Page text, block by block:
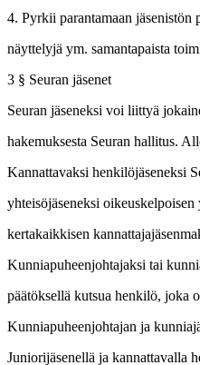
4. Pyrkii parantamaan jäsenistön
näyttelyjä ym. samantapaista
3 § Seuran jäsenet
Seuran jäseneksi voi liittyä
hakemuksesta Seuran hallitus.
Kannattavaksi henkilöjäseneksi
yhteisöjäseneksi
kertakaikkisen
Kunniapuheenjohtajaksi tai
päätöksellä kutsua henkilö, joka
Kunniapuheenjohtajan ja
Juniorijäsenellä ja kannattavalla